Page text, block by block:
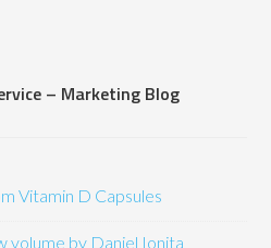
– Marketing Blog
Vitamin D Capsules
volume by Daniel Ionita